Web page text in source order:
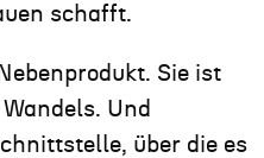
schafft.
Sie ist
Und
über die es